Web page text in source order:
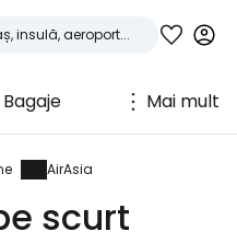
Bagaje Mai mult
AirAsia
scurt
la
a călătorilor